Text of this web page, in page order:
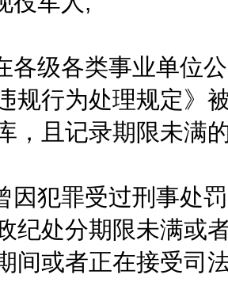
级各类事业单位公
规行为处理规定》
，且记录期限未满
犯罪受过刑事处罚
纪处分期限未满或
间或者正在接受司